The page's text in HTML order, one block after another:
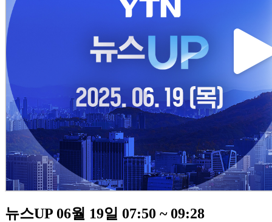
뉴스UP 06월 19일 07:50 ~ 09:28